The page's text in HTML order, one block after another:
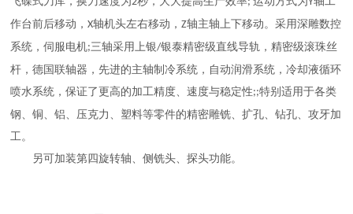
作台前后移动，X轴机头左右移动，Z轴主轴上下移动。采用深雕数控
系统 ，伺服电机;三轴采用上银/银泰精密级直线导轨，精密级滚珠丝
杆，德国联轴器，先进的主轴制冷系统，自动润滑系统，冷却液循环
喷水系统，保证了更高的加工精度、速度与稳定性;;特别适用于各类
钢、铜、铝、压克力、塑料等零件的精密雕铣、扩孔、钻孔、攻牙加
工。
另可加装第四旋转轴、侧铣头、探头功能。